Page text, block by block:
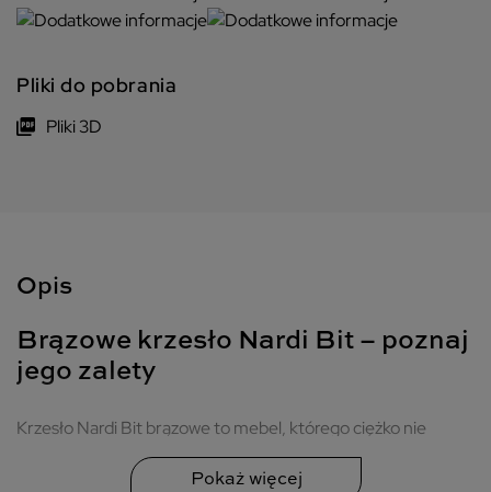
Pliki do pobrania
Pliki 3D
Opis
Brązowe krzesło Nardi Bit – poznaj
jego zalety
Krzesło Nardi Bit brązowe to mebel, którego ciężko nie
pokochać. Model ten jest niezwykle uniwersalny, trwały i
zaprojektowany z dbałością o nawet najmniejszy detal.